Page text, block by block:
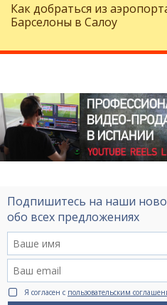
Как добраться из
Барселоны в Салоу
Подпишитесь на наши
обо всех предложениях
Я согласен с пользовательским